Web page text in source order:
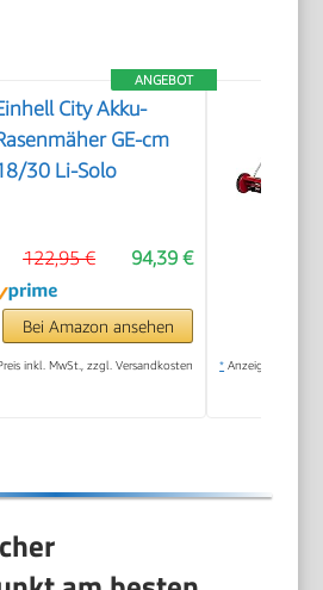
ANGEBOT
City Akku-
GE-cm
30 Li-Solo
94,39 €
122,95 €
Bei Amazon ansehen
inkl. MwSt., zzgl. Versandkosten * Anzeige